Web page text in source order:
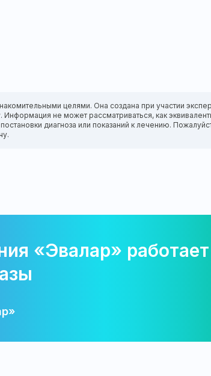
целями. Она создана при участии
не может рассматриваться, как
диагноза или показаний к лечению.
«Эвалар»